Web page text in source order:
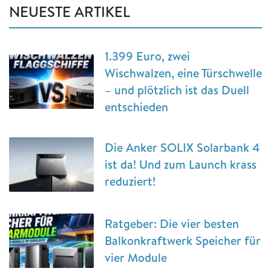
NEUESTE ARTIKEL
1.399 Euro, zwei
Wischwalzen, eine Türschwelle
– und plötzlich ist das Duell
entschieden
Die Anker SOLIX Solarbank 4
ist da! Und zum Launch krass
reduziert!
Ratgeber: Die vier besten
Balkonkraftwerk Speicher für
vier Module